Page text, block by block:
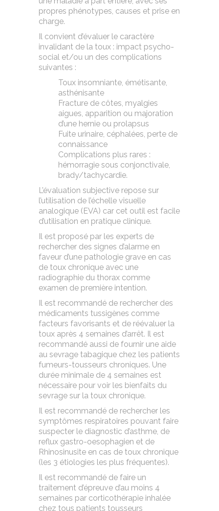
propres phénotypes, causes et prise en
charge.
Il convient d’évaluer le caractère
invalidant de la toux : impact psycho-
social et/ou un des complications
suivantes :
Toux insomniante, émétisante,
asthénisante
Fracture de côtes, myalgies
aigues, apparition ou majoration
d’une hernie ou prolapsus
Fuite urinaire, céphalées, perte de
connaissance
Complications plus rares :
hémorragie sous conjonctivale,
brady/tachycardie.
L’évaluation subjective repose sur
l’utilisation de l’échelle visuelle
analogique (EVA) car cet outil est facile
d’utilisation en pratique clinique.
Il est proposé par les experts de
rechercher des signes d’alarme en
faveur d’une pathologie grave en cas
de toux chronique avec une
radiographie du thorax comme
examen de première intention.
Il est recommandé de rechercher des
médicaments tussigènes comme
facteurs favorisants et de réévaluer la
toux après 4 semaines d’arrêt. Il est
recommandé aussi de fournir une aide
au sevrage tabagique chez les patients
fumeurs-tousseurs chroniques. Une
durée minimale de 4 semaines est
nécessaire pour voir les bienfaits du
sevrage sur la toux chronique.
Il est recommandé de rechercher les
symptômes respiratoires pouvant faire
suspecter le diagnostic d’asthme, de
reflux gastro-oesophagien et de
Rhinosinusite en cas de toux chronique
(les 3 étiologies les plus fréquentes).
Il est recommandé de faire un
traitement d’épreuve d’au moins 4
semaines par corticothérapie inhalée
chez tous patients tousseurs